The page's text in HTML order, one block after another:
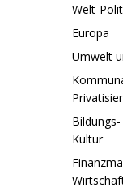
Welt-
Europa
Umwelt
Kultur